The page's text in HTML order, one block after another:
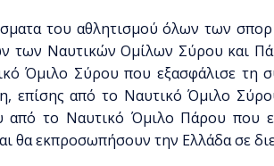
του αθλητισμού όλων των
των Ναυτικών Ομίλων Σύρου και
Όμιλο Σύρου που εξασφάλισε τη
επίσης από το Ναυτικό Όμιλο
από το Ναυτικό Όμιλο Πάρου που
θα εκπροσωπήσουν την Ελλάδα σε